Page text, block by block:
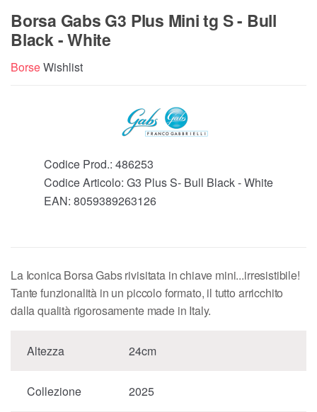
Borsa Gabs G3 Plus Mini tg S - Bull
Black - White
BorseWishlist
Codice Prod.: 486253
Codice Articolo: G3 Plus S- Bull Black - White
EAN: 8059389263126
La Iconica Borsa Gabs rivisitata in chiave mini...irresistibile!
Tante funzionalità in un piccolo formato, il tutto arricchito
dalla qualità rigorosamente made in Italy.
Altezza 24cm
Collezione 2025